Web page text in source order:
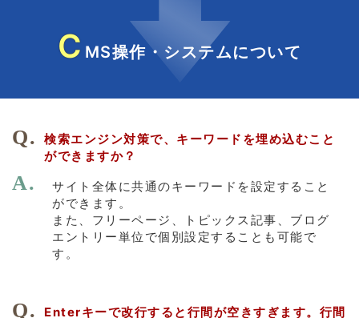
C MS操作・システムについて
検索エンジン対策で、キーワードを埋め込むこと
ができますか？
サイト全体に共通のキーワードを設定すること
ができます。
また、フリーページ、トピックス記事、ブログ
エントリー単位で個別設定することも可能で
す。
Enterキーで改行すると行間が空きすぎます。行間